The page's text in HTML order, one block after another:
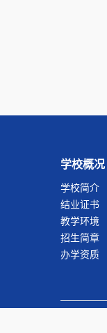
学校概况
学校简介
结业证书
教学环境
招生简章
办学资质